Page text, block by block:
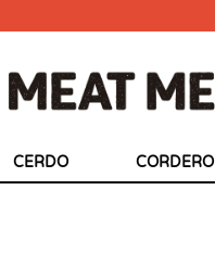
CERDO CORDERO